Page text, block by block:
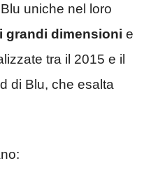
uniche nel loro
grandi dimensioni e
tra il 2015 e il
di Blu, che esalta